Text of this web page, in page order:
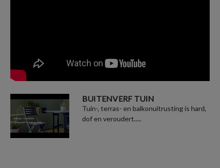
BUITENVERF TUIN
Tuin-, terras- en balkonuitrusting is hard,
dof en veroudert.....